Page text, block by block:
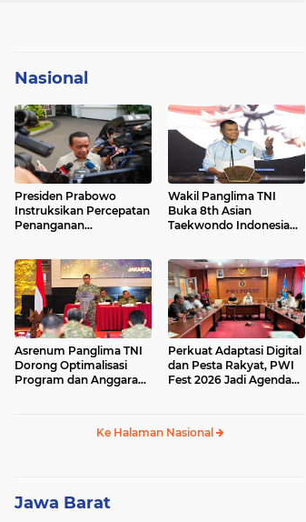
Nasional
Presiden Prabowo
Instruksikan Percepatan
Penanganan
BBM
Wakil Panglima TNI
Buka 8th Asian
Taekwondo Indonesia
Asrenum Panglima TNI
Dorong Optimalisasi
Program dan Anggaran
Perkuat Adaptasi Digital
dan Pesta Rakyat, PWI
Fest 2026 Jadi Agenda
Ke Halaman Nasional
Jawa Barat